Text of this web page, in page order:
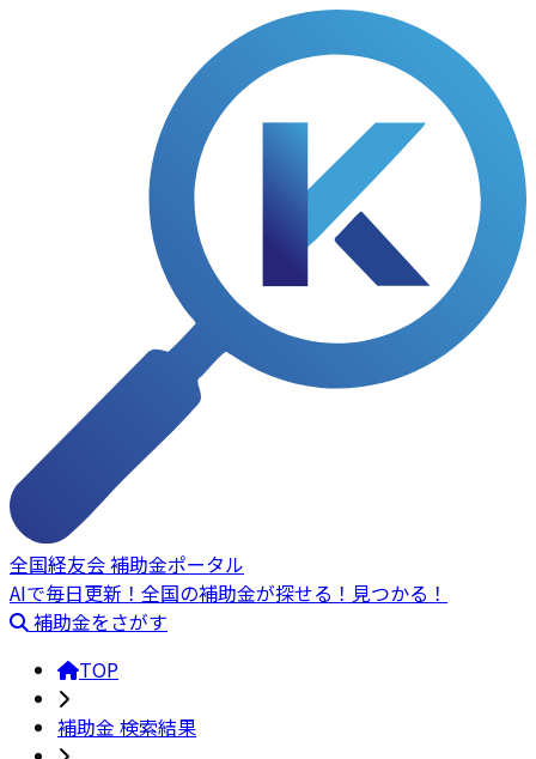
全国経友会 補助金ポータル
AIで毎日更新！全国の補助金が探せる！見つかる！
補助金をさがす
TOP
補助金 検索結果